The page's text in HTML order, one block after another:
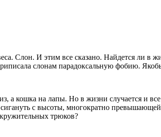
Слон. И этим все сказано. Найдется ли в
слонам парадоксальную фобию.
а кошка на лапы. Но в жизни случается и
с высоты, многократно
трюков?